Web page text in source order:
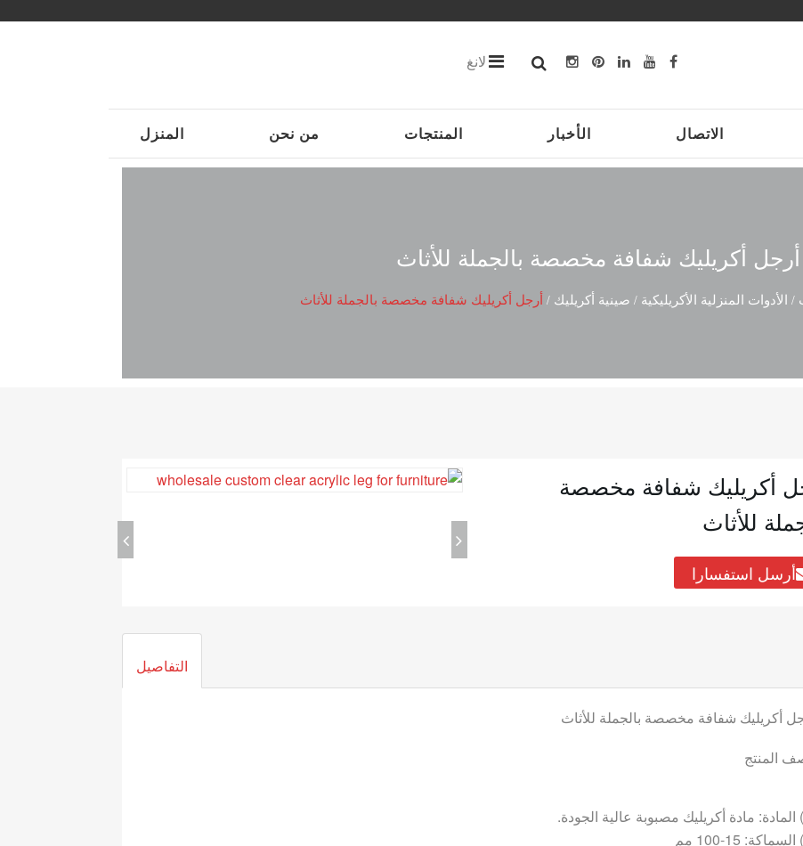
لانغ
المنزل من نحن المنتجات الأخبار الاتصال
أرجل أكريليك شفافة مخصصة بالجملة للأثاث
/ الأدوات المنزلية الأكريليكية / صينية أكريليك /أرجل أكريليك شفافة مخصصة بالجملة للأثاث
أكريليك شفافة مخصصة
للأثاث
أرسل استفسارا
التفاصيل
أكريليك شفافة مخصصة بالجملة للأثاث
المنتج